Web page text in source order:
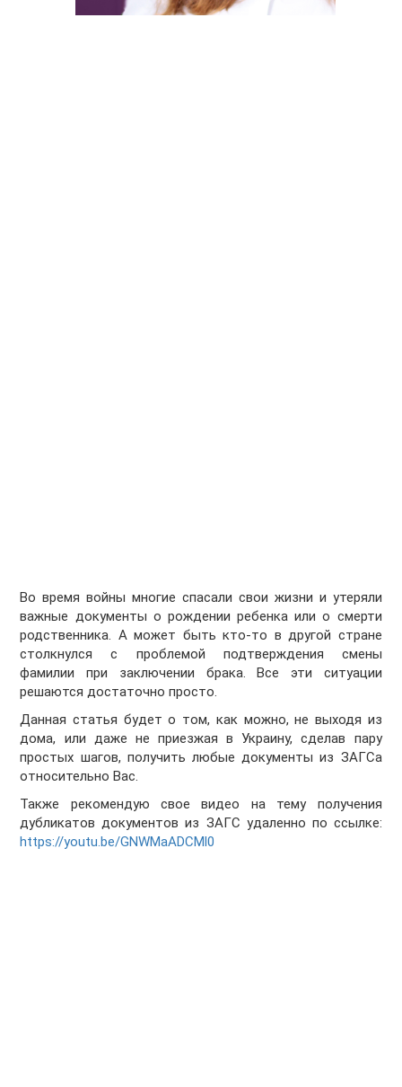
Во время войны многие спасали свои жизни и утеряли
важные документы о рождении ребенка или о смерти
родственника. А может быть кто-то в другой стране
столкнулся с проблемой подтверждения смены
фамилии при заключении брака. Все эти ситуации
решаются достаточно просто.
Данная статья будет о том, как можно, не выходя из
дома, или даже не приезжая в Украину, сделав пару
простых шагов, получить любые документы из ЗАГСа
относительно Вас.
Также рекомендую свое видео на тему получения
дубликатов документов из ЗАГС удаленно по ссылке:
https://youtu.be/GNWMaADCMl0